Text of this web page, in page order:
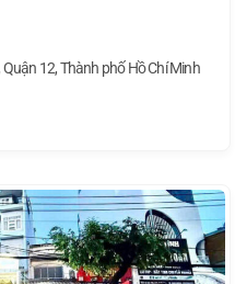
12, Thành phố Hồ Chí Minh